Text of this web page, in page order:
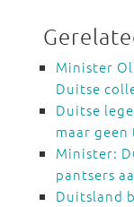
Minister
Duitse
Duitse
maar geen
Minister:
pantsers
Duitsland